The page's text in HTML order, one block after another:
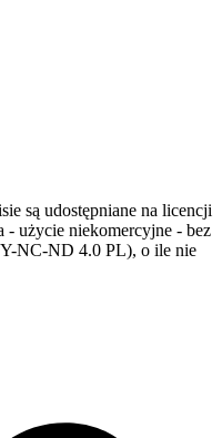
są udostępniane na licencji
- użycie niekomercyjne - bez
NC-ND 4.0 PL), o ile nie